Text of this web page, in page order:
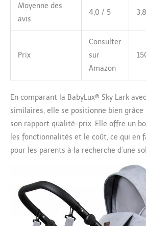
Moyenne des
avis
4,0 / 5
Prix
Consulter
sur
Amazon
En comparant la BabyLux® Sky Lark
similaires, elle se positionne bien grâce
son rapport qualité-prix. Elle offre un
les fonctionnalités et le coût, ce qui en
pour les parents à la recherche d’une